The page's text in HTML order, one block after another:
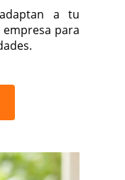
a tu
para